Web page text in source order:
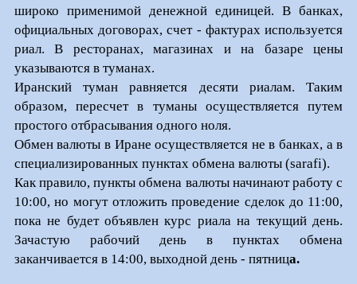
широко применимой денежной единицей. В банках,
официальных договорах, счет - фактурах используется
риал. В ресторанах, магазинах и на базаре цены
указываются в туманах.
Иранский туман равняется десяти риалам. Таким
образом, пересчет в туманы осуществляется путем
простого отбрасывания одного ноля.
Обмен валюты в Иране осуществляется не в банках, а в
специализированных пунктах обмена валюты (sarafi).
Как правило, пункты обмена валюты начинают работу с
10:00, но могут отложить проведение сделок до 11:00,
пока не будет объявлен курс риала на текущий день.
Зачастую рабочий день в пунктах обмена
заканчивается в 14:00, выходной день - пятница.